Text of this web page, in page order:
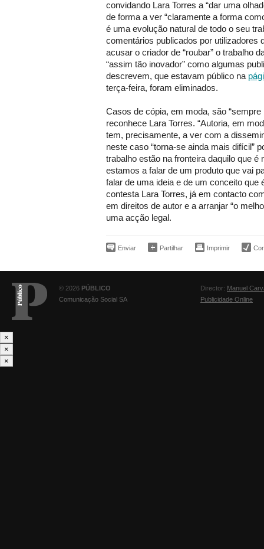
convidando Lara Torres a “dar uma
de forma a ver “claramente a forma
é uma evolução natural de todo o seu
comentários publicados por utilizadores
acusar o criador de “roubar” o trabalho
“assim tão inovador” como algumas
descrevem, que estavam público na
terça-feira, foram eliminados.
Casos de cópia, em moda, são “sempre
reconhece Lara Torres. “Autoria, em
tem, precisamente, a ver com a
neste caso “torna-se ainda mais difícil”
trabalho estão na fronteira daquilo que é
estamos a falar de um produto que vai
falar de uma ideia e de um conceito que
contesta Lara Torres, já em contacto
em direitos de autor e a arranjar “o
uma acção legal.
Enviar Partilhar Imprimir
© 2026 PÚBLICO
Comunicação Social SA
Director: Manuel
Publicidade Online
×
×
×